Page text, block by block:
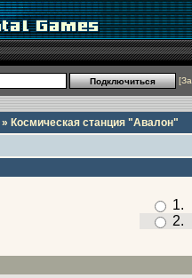
[
» Космическая станция "Авалон"